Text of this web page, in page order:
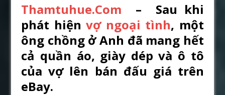
Thamtuhue.Com – Sau khi
phát hiệnvợ ngoại tình, một
ông chồng ở Anh đã mang hết
cả quần áo, giày dép và ô tô
của vợ lên bán đấu giá trên
eBay.